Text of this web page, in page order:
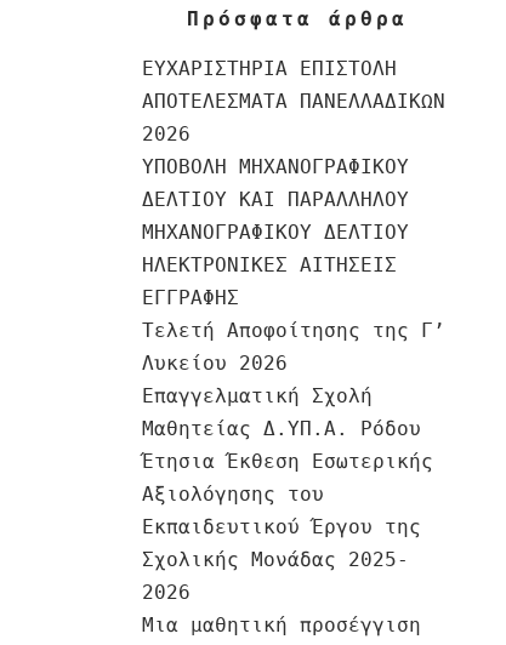
Πρόσφατα άρθρα
ΕΥΧΑΡΙΣΤΗΡΙΑ ΕΠΙΣΤΟΛΗ
ΑΠΟΤΕΛΕΣΜΑΤΑ ΠΑΝΕΛΛΑΔΙΚΩΝ
2026
ΥΠΟΒΟΛΗ ΜΗΧΑΝΟΓΡΑΦΙΚΟΥ
ΔΕΛΤΙΟΥ ΚΑΙ ΠΑΡΑΛΛΗΛΟΥ
ΜΗΧΑΝΟΓΡΑΦΙΚΟΥ ΔΕΛΤΙΟΥ
ΗΛΕΚΤΡΟΝΙΚΕΣ ΑΙΤΗΣΕΙΣ
ΕΓΓΡΑΦΗΣ
Τελετή Αποφοίτησης της Γ’
Λυκείου 2026
Επαγγελματική Σχολή
Μαθητείας Δ.ΥΠ.Α. Ρόδου
Έτησια Έκθεση Εσωτερικής
Αξιολόγησης του
Εκπαιδευτικού Έργου της
Σχολικής Μονάδας 2025-
2026
Μια μαθητική προσέγγιση